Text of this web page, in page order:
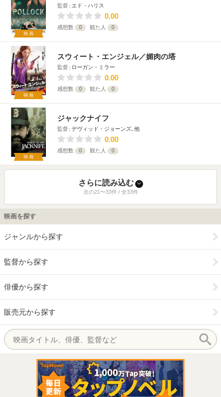
映画
監督 エド・ハリス
0.00
感想数 0 観た人 0
映画
スウィート・エンジェル／媚肉の塔
監督 ローガン・ミラー
0.00
感想数 0 観た人 0
映画
ジャックナイフ
監督 デヴィッド・ジョーンズ､他
0.00
感想数 0 観た人 0
さらに読み込む
次の21〜33件 / 全33件
映画を探す
ジャンルから探す
監督から探す
俳優から探す
販売元から探す